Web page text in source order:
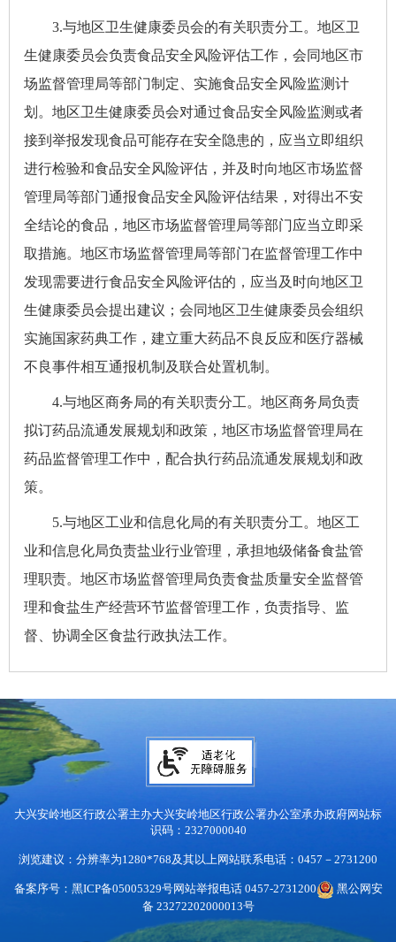
3.与地区卫生健康委员会的有关职责分工。地区卫
生健康委员会负责食品安全风险评估工作，会同地区市
场监督管理局等部门制定、实施食品安全风险监测计
划。地区卫生健康委员会对通过食品安全风险监测或者
接到举报发现食品可能存在安全隐患的，应当立即组织
进行检验和食品安全风险评估，并及时向地区市场监督
管理局等部门通报食品安全风险评估结果，对得出不安
全结论的食品，地区市场监督管理局等部门应当立即采
取措施。地区市场监督管理局等部门在监督管理工作中
发现需要进行食品安全风险评估的，应当及时向地区卫
生健康委员会提出建议；会同地区卫生健康委员会组织
实施国家药典工作，建立重大药品不良反应和医疗器械
不良事件相互通报机制及联合处置机制。
4.与地区商务局的有关职责分工。地区商务局负责
拟订药品流通发展规划和政策，地区市场监督管理局在
药品监督管理工作中，配合执行药品流通发展规划和政
策。
5.与地区工业和信息化局的有关职责分工。地区工
业和信息化局负责盐业行业管理，承担地级储备食盐管
理职责。地区市场监督管理局负责食盐质量安全监督管
理和食盐生产经营环节监督管理工作，负责指导、监
督、协调全区食盐行政执法工作。
大兴安岭地区行政公署主办大兴安岭地区行政公署办公室承办政府网站标
识码：2327000040
浏览建议：分辨率为1280*768及其以上网站联系电话：0457－2731200
备案序号：黑ICP备05005329号网站举报电话 0457-2731200
黑公网安
备 23272202000013号